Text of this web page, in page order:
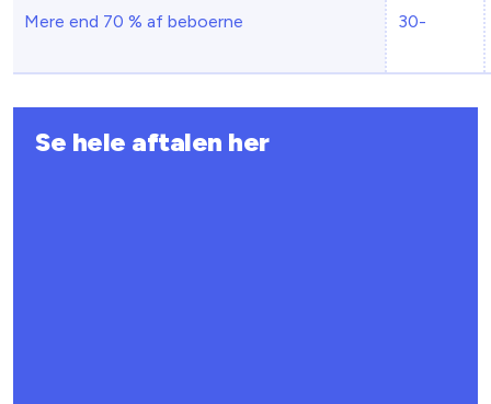
Mere end 70 % af beboerne 30-
Se hele aftalen her